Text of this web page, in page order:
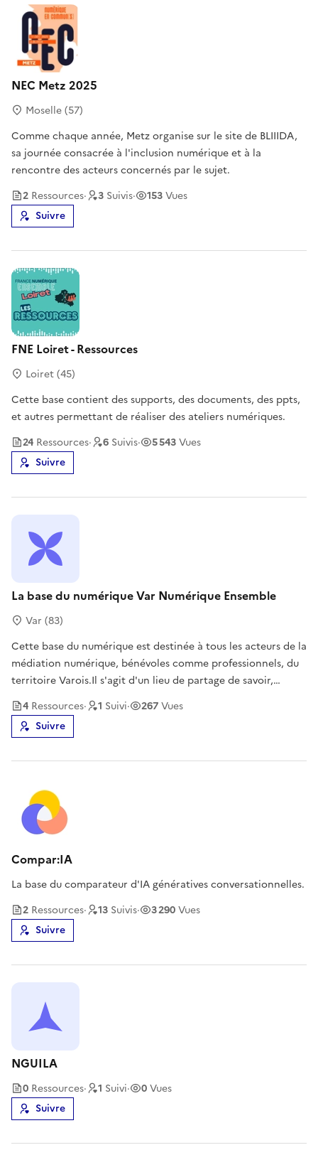
NEC Metz 2025
Comme chaque année, Metz organise sur le site de BLIIIDA,
sa journée consacrée à l'inclusion numérique et à la
rencontre des acteurs concernés par le sujet.
Moselle (57)
2 Ressources· 3 Suivis· 153Vues
Suivre
FNE Loiret - Ressources
Cette base contient des supports, des documents, des ppts,
et autres permettant de réaliser des ateliers numériques.
Loiret (45)
24 Ressources· 6 Suivis· 5 543Vues
Suivre
La base du numérique Var Numérique Ensemble
Cette base du numérique est destinée à tous les acteurs de la
médiation numérique, bénévoles comme professionnels, du
territoire Varois.Il s'agit d'un lieu de partage de savoir,
d'outil, de veille qu'il faut faire vivre en l'enrichissant
régulièrement.
Var (83)
4 Ressources· 1 Suivi· 267Vues
Suivre
Compar:IA
La base du comparateur d'IA génératives conversationnelles.
2 Ressources· 13 Suivis· 3 290Vues
Suivre
NGUILA
0 Ressources· 1 Suivi· 0Vues
Suivre